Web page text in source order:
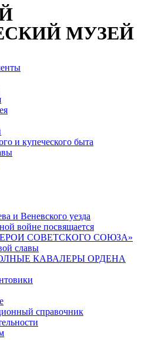
МУЗЕЙ
и купеческого быта
и Веневского уезда
войне посвящается
СОВЕТСКОГО СОЮЗА»
славы
КАВАЛЕРЫ ОРДЕНА
справочник